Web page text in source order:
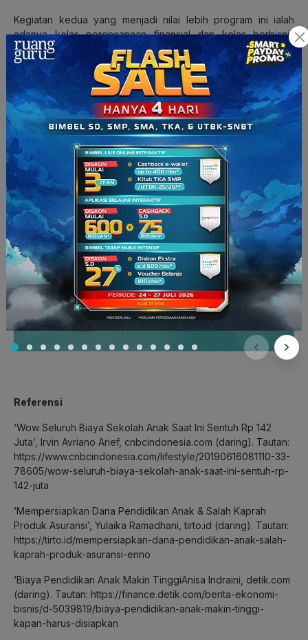
Kegiatan kedua yang menjadi nilai lebih program ini ialah
adanya kelas perencanaan finansial dan kelas berbisnis
sampingan. Kedua kelas ini nantinya akan disponsori oleh tim
Ruangguru. Tentunya dengan mengikuti kelas ini, diharapkan
Bapak/Ibu bisa meningkatkan keterampilan dan juga
wawasan terkait perencanaan finansial dan mencari peluang
bisnis sampingan.
Nah, itu tadi sekilas tentang program ARMADA yang bantu
mempersiapkan tabungan pendidikan anak. Ayo, Bapak/Ibu
gabung sekarang untuk jadi Ketua ARMADA di komunitas
Bapak/Ibu punya dan #SiapSejakDini kebutuhan pendidikan
anak. Segera daftarkan diri Anda di
pendaftaran ketua
ARMADA
atau klik banner di bawah ini.
Referensi
‘Wow Seluruh Biaya Sekolah Anak Saat Ini Sentuh Rp 142
Juta’, Irvin Avriano Arief, cnbcindonesia.com (daring). Tautan:
https://www.cnbcindonesia.com/lifestyle/20190616081110-33-
78605/wow-seluruh-biaya-sekolah-anak-saat-ini-sentuh-rp-
142-juta
‘Mempersiapkan Dana Pendidikan Anak & Salah Kaprah
Produk Asuransi’, Yulaika Ramadhani, tirto.id (daring). Tautan:
https://tirto.id/mempersiapkan-dana-pendidikan-anak-salah-
kaprah-produk-asuransi-enno
‘Biaya Pendidikan Anak Makin TinggiAnisa Indraini, detik.com
(daring). Tautan: https://finance.detik.com/berita-ekonomi-
bisnis/d-5039819/biaya-pendidikan-anak-makin-tinggi-
kapan-harus-disiapkan